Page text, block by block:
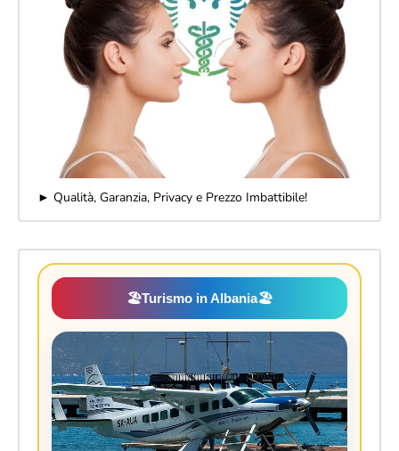
► Qualità, Garanzia, Privacy e Prezzo Imbattibile!
🏖️Turismo in Albania🏖️